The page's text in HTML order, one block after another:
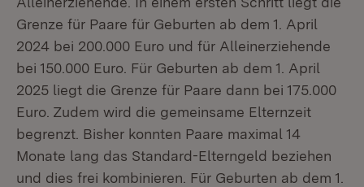
Grenze für Paare für Geburten ab dem 1. April
2024 bei 200.000 Euro und für Alleinerziehende
bei 150.000 Euro. Für Geburten ab dem 1. April
2025 liegt die Grenze für Paare dann bei 175.000
Euro. Zudem wird die gemeinsame Elternzeit
begrenzt. Bisher konnten Paare maximal 14
Monate lang das Standard-Elterngeld beziehen
und dies frei kombinieren. Für Geburten ab dem 1.